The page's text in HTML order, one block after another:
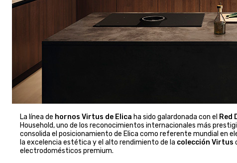
La línea de hornos Virtus de Elica ha sido galardonada con el Red
Household, uno de los reconocimientos internacionales más
consolida el posicionamiento de Elica como referente mundial en
la excelencia estética y el alto rendimiento de la colección Virtus
electrodomésticos premium.